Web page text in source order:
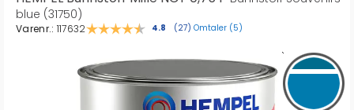
blue (31750)
Varenr.: 117632 Gjennomsnittskarakter:
4.8 (stemmer:
27) Omtaler (5)